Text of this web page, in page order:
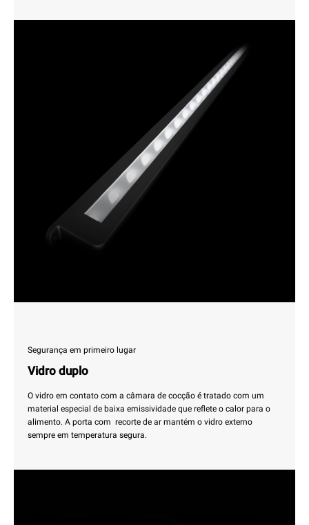
Segurança em primeiro lugar
Vidro duplo
O vidro em contato com a câmara de cocção é tratado com um
material especial de baixa emissividade que reflete o calor para o
alimento. A porta com recorte de ar mantém o vidro externo
sempre em temperatura segura.